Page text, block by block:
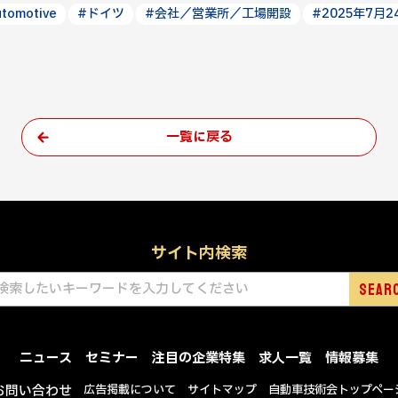
#ドイツ #会社／営業所／工場開設 #2025年7月
一覧に戻る
サイト内検索
ニュース セミナー 注目の企業特集 求人一覧
情報募集
問い合わせ
広告掲載について サイトマップ 自動車技術会トップペー